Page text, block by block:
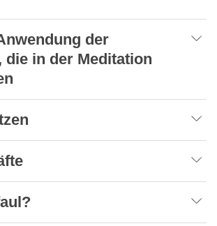
der
die in der Meditation